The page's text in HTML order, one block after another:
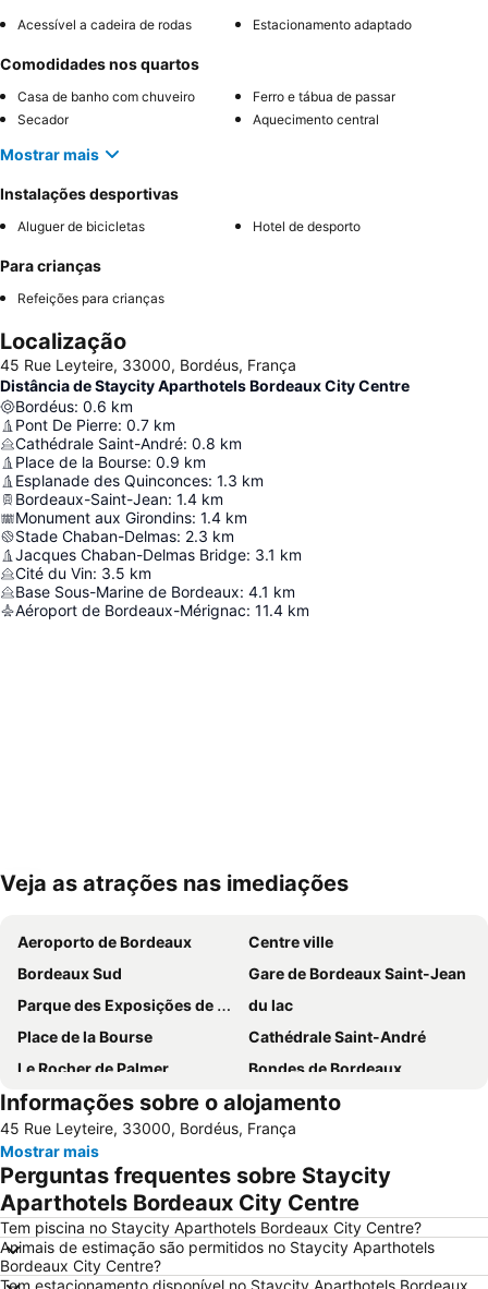
Acessível a cadeira de rodas Estacionamento adaptado
Comodidades nos quartos
Casa de banho com chuveiro
Ferro e tábua de passar
Secador
Aquecimento central
Mostrar mais
Instalações desportivas
Aluguer de bicicletas Hotel de desporto
Para crianças
Refeições para crianças
Localização
45 Rue Leyteire, 33000, Bordéus, França
Distância de Staycity Aparthotels Bordeaux City Centre
Bordéus: 0.6 km
Pont De Pierre: 0.7 km
Cathédrale Saint-André: 0.8 km
Place de la Bourse: 0.9 km
Esplanade des Quinconces: 1.3 km
Bordeaux-Saint-Jean: 1.4 km
Monument aux Girondins: 1.4 km
Stade Chaban-Delmas: 2.3 km
Jacques Chaban-Delmas Bridge: 3.1 km
Cité du Vin: 3.5 km
Base Sous-Marine de Bordeaux: 4.1 km
Aéroport de Bordeaux-Mérignac: 11.4 km
Ampliar mapa
Veja as atrações nas imediações
Aeroporto de Bordeaux
Centre ville
Bordeaux Sud
Gare de Bordeaux Saint-Jean
Parque des Exposições de Bordeaux-Lac
du lac
Place de la Bourse
Cathédrale Saint-André
Le Rocher de Palmer
Bondes de Bordeaux
Musée du Vin et du Négoce - Cellier des Chartrons
Place des Quinconces
Parque Floral de Bordeaux-Lac
Rue Sainte-Catherine
Stade Chaban-Delmas
Port d'Arcachon
La Place Saint Michel
Basilique Saint-Michel
St Michel - Nansouty - St Genès
Tribunal de Grande Instance de Bordeaux
CITY TOUR in an open top bus
Grand Parc - Paul Doumer
Informações sobre o alojamento
45 Rue Leyteire, 33000, Bordéus, França
Mostrar mais
Perguntas frequentes sobre Staycity
Aparthotels Bordeaux City Centre
Tem piscina no Staycity Aparthotels Bordeaux City Centre?
Animais de estimação são permitidos no Staycity Aparthotels
Bordeaux City Centre?